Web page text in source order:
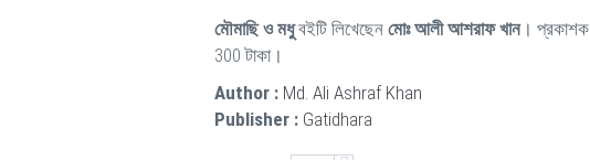
মৌমাছি ও মধুবইটি লিখেছেন মোঃ আলী আশরাফ খান। প্রকাশক
300 টাকা।
Author : Md. Ali Ashraf Khan
Publisher : Gatidhara